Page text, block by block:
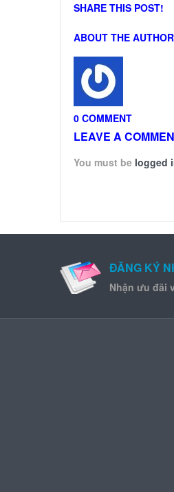
SHARE THIS POST!
ABOUT THE
0 COMMENT
LEAVE A
You must be logged
ĐĂNG KÝ
Nhận ưu đãi